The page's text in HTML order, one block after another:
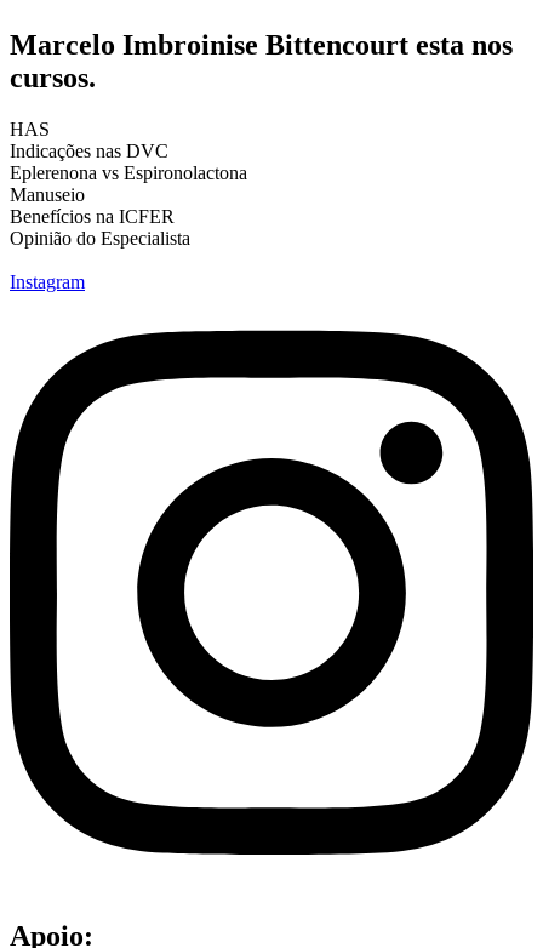
Marcelo Imbroinise Bittencourt esta nos
cursos.
HAS
Indicações nas DVC
Eplerenona vs Espironolactona
Manuseio
Benefícios na ICFER
Opinião do Especialista
Instagram
Apoio: